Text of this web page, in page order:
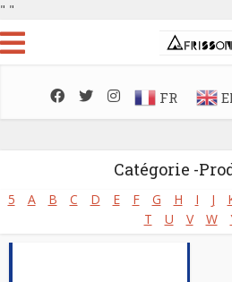
" "
FR
Catégorie -
5 A B C D E F G H I J
T
U V W